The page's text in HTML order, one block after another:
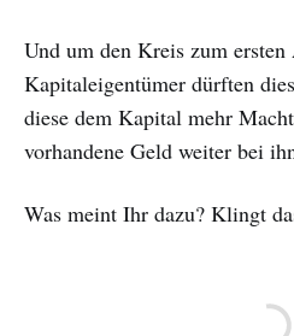
Und um den Kreis zum
Kapitaleigentümer dürften
diese dem Kapital mehr
vorhandene Geld weiter bei
Was meint Ihr dazu? Klingt